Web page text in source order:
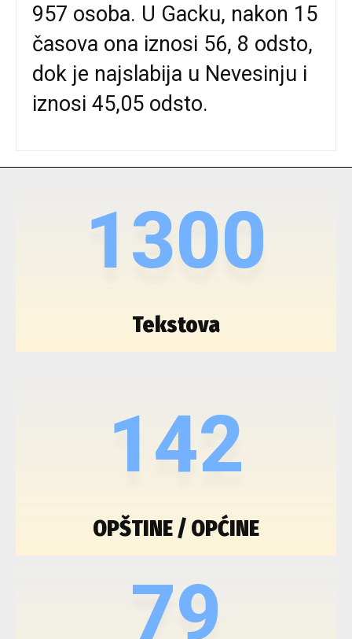
957 osoba. U Gacku, nakon 15
časova ona iznosi 56, 8 odsto,
dok je najslabija u Nevesinju i
iznosi 45,05 odsto.
1300
Tekstova
142
OPŠTINE / OPĆINE
79